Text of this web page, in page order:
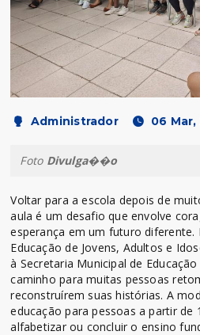
Administrador 06 Mar,
Foto Divulga��o
Voltar para a escola depois de
aula é um desafio que envolve
esperança em um futuro diferente.
Educação de Jovens, Adultos e
à Secretaria Municipal de
caminho para muitas pessoas
reconstruírem suas histórias. A
educação para pessoas a partir de
alfabetizar ou concluir o ensino